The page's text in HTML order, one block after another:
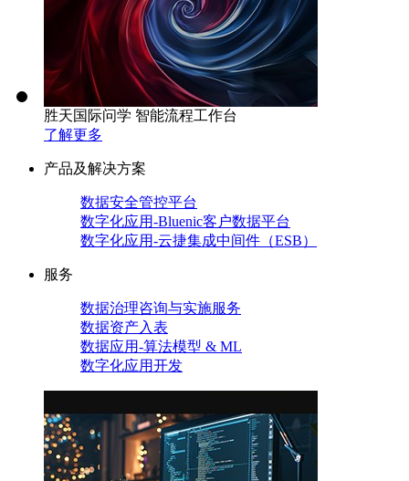
胜天国际问学 智能流程工作台
了解更多
产品及解决方案
数据安全管控平台
数字化应用-Bluenic客户数据平台
数字化应用-云捷集成中间件（ESB）
服务
数据治理咨询与实施服务
数据资产入表
数据应用-算法模型 & ML
数字化应用开发